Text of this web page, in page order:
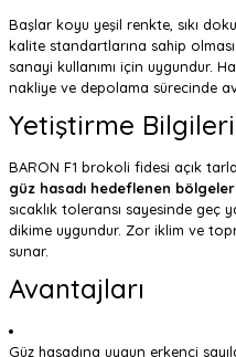
Başlar koyu yeşil renkte, sıkı
kalite standartlarına sahip
sanayi kullanımı için uygundur.
nakliye ve depolama sürecinde
Yetiştirme Bilgileri
BARON F1 brokoli fidesi açık
güz hasadı hedeflenen
sıcaklık toleransı sayesinde
dikime uygundur. Zor iklim ve
sunar.
Avantajları
Güz hasadına uygun erkenci